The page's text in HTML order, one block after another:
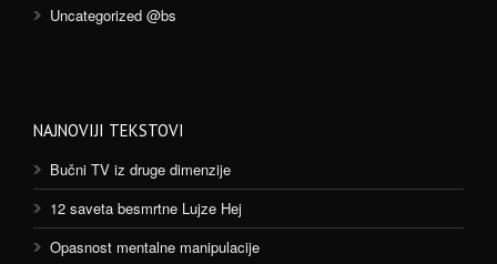
Uncategorized @bs
NAJNOVIJI TEKSTOVI
Bučni TV iz druge dimenzije
12 saveta besmrtne Lujze Hej
Opasnost mentalne manipulacije